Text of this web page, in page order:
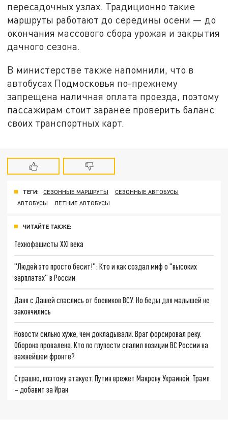
пересадочных узлах. Традиционно такие
маршруты работают до середины осени — до
окончания массового сбора урожая и закрытия
дачного сезона.
В министерстве также напомнили, что в
автобусах Подмосковья по-прежнему
запрещена наличная оплата проезда, поэтому
пассажирам стоит заранее проверить баланс
своих транспортных карт.
ТЕГИ: СЕЗОННЫЕ МАРШРУТЫ
СЕЗОННЫЕ АВТОБУСЫ
АВТОБУСЫ
ЛЕТНИЕ АВТОБУСЫ
ЧИТАЙТЕ ТАКЖЕ:
Технофашисты XXI века
"Людей это просто бесит!": Кто и как создал миф о "высоких
зарплатах" в России
Даня с Дашей спаслись от боевиков ВСУ. Но беды для малышей не
закончились
Новости сильно хуже, чем докладывали. Враг форсировал реку.
Оборона провалена. Кто по глупости спалил позиции ВС России на
важнейшем фронте?
Страшно, поэтому атакует. Путин врежет Макрону Украиной. Трамп
– добавит за Иран